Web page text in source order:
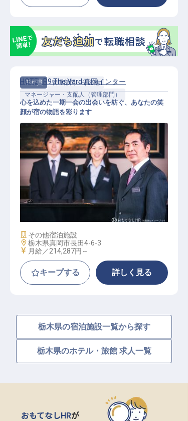
正社員
管理部門・その他
マネージャー・支配人（管理部門）
【HOTEL R9 The Yard 真岡インター
】運営マネージャー
HOTEL R9 The Yard 真岡インター
心を込めた一期一会の出会いを紡ぐ、あなたの笑
顔が宿の物語を彩ります
施設業態
その他宿泊施設
勤務地
栃木県真岡市長田4-6-3
給与
月給／214,287円～
キープする 詳しく見る
栃木県の宿泊施設一覧から探す
栃木県のホテル・旅館 求人一覧
おもてなしHRが